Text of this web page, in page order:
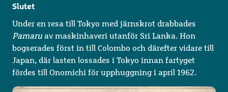
Slutet
Under en resa till Tokyo med järnskrot drabbades
Pamaruav maskinhaveri utanför Sri Lanka. Hon
bogserades först in till Colombo och därefter vidare till
Japan, där lasten lossades i Tokyo innan fartyget
fördes till Onomichi för upphuggning i april 1962.